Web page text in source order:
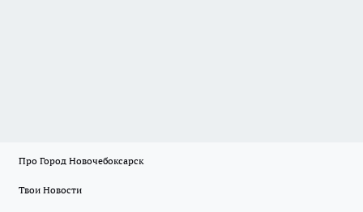
Про Город Новочебоксарск
Твои Новости